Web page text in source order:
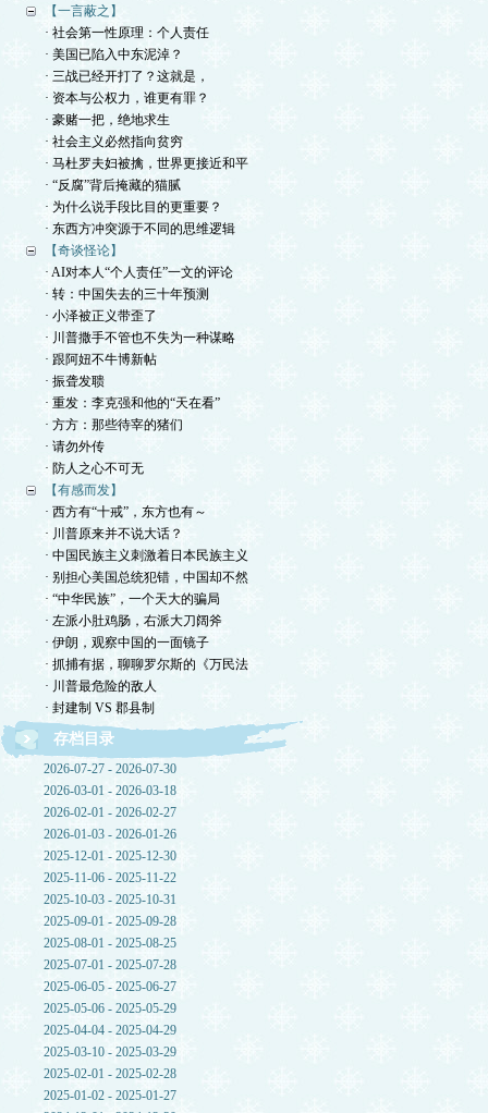
【一言蔽之】
· 社会第一性原理：个人责任
· 美国已陷入中东泥淖？
· 三战已经开打了？这就是，
· 资本与公权力，谁更有罪？
· 豪赌一把，绝地求生
· 社会主义必然指向贫穷
· 马杜罗夫妇被擒，世界更接近和平
· “反腐”背后掩藏的猫腻
· 为什么说手段比目的更重要？
· 东西方冲突源于不同的思维逻辑
【奇谈怪论】
· AI对本人“个人责任”一文的评论
· 转：中国失去的三十年预测
· 小泽被正义带歪了
· 川普撒手不管也不失为一种谋略
· 跟阿妞不牛博新帖
· 振聋发聩
· 重发：李克强和他的“天在看”
· 方方：那些待宰的猪们
· 请勿外传
· 防人之心不可无
【有感而发】
· 西方有“十戒”，东方也有～
· 川普原来并不说大话？
· 中国民族主义刺激着日本民族主义
· 别担心美国总统犯错，中国却不然
· “中华民族”，一个天大的骗局
· 左派小肚鸡肠，右派大刀阔斧
· 伊朗，观察中国的一面镜子
· 抓捕有据，聊聊罗尔斯的《万民法
· 川普最危险的敌人
· 封建制 VS 郡县制
存档目录
2026-07-27 - 2026-07-30
2026-03-01 - 2026-03-18
2026-02-01 - 2026-02-27
2026-01-03 - 2026-01-26
2025-12-01 - 2025-12-30
2025-11-06 - 2025-11-22
2025-10-03 - 2025-10-31
2025-09-01 - 2025-09-28
2025-08-01 - 2025-08-25
2025-07-01 - 2025-07-28
2025-06-05 - 2025-06-27
2025-05-06 - 2025-05-29
2025-04-04 - 2025-04-29
2025-03-10 - 2025-03-29
2025-02-01 - 2025-02-28
2025-01-02 - 2025-01-27